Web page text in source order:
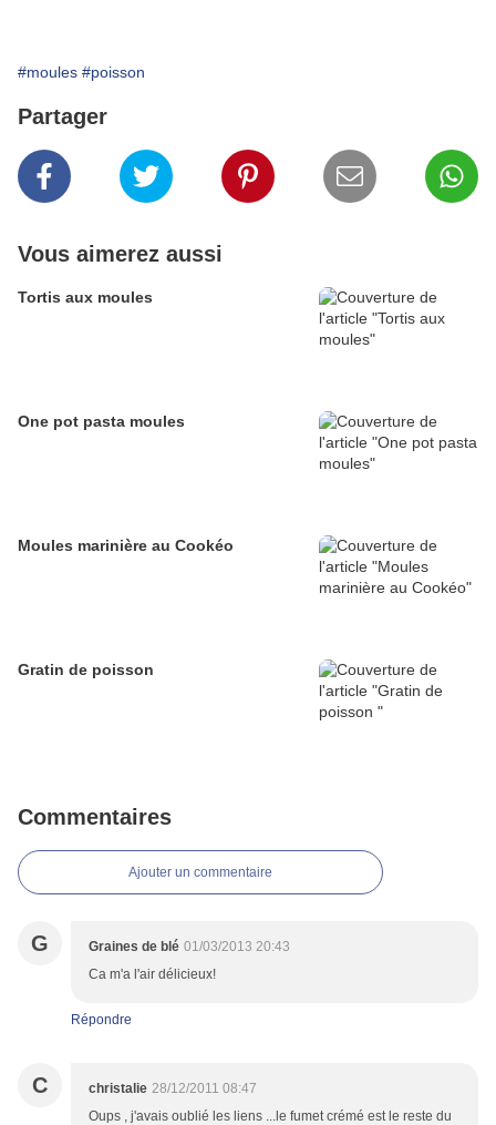
#moules #poisson
Partager
Vous aimerez aussi
Tortis aux moules
One pot pasta moules
Moules marinière au Cookéo
Gratin de poisson
Commentaires
Ajouter un commentaire
G Graines de blé 01/03/2013 20:43
Ca m'a l'air délicieux!
Répondre
C christalie 28/12/2011 08:47
Oups , j'avais oublié les liens ...le fumet crémé est le reste du